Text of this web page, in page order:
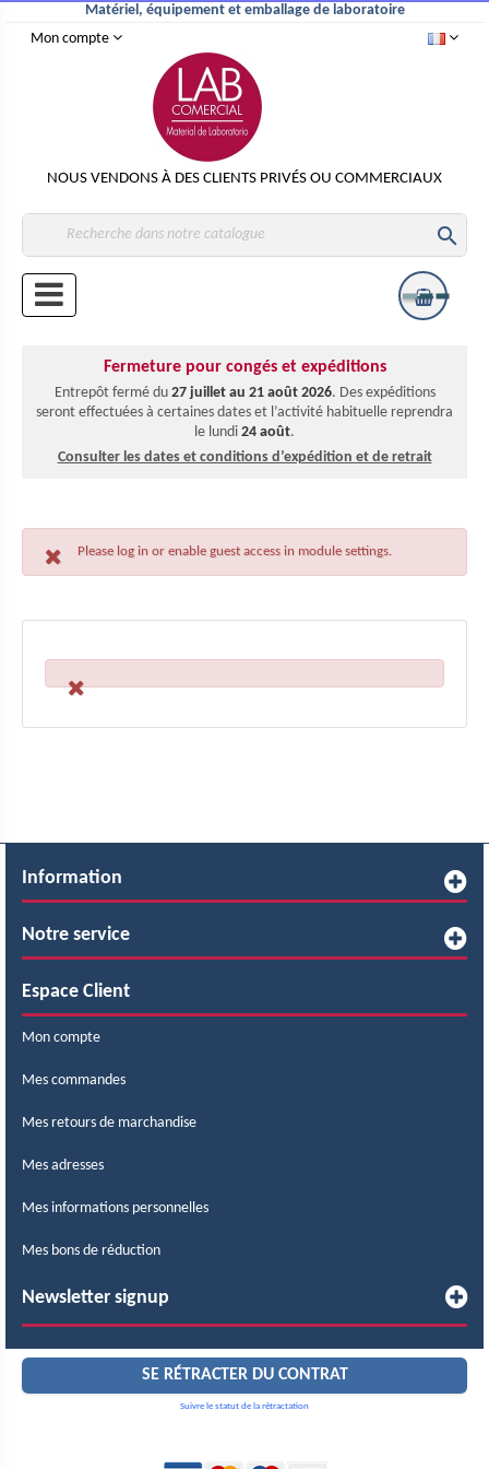
Mon compte
Matériel, équipement et emballage de laboratoire
NOUS VENDONS À DES CLIENTS PRIVÉS OU COMMERCIAUX

Fermeture pour congés et expéditions
Entrepôt fermé du 27 juillet au 21 août 2026. Des expéditions
seront effectuées à certaines dates et l’activité habituelle reprendra
le lundi 24 août.
Consulter les dates et conditions d’expédition et de retrait
Please log in or enable guest access in module settings.
Information
Notre service
Espace Client
Mon compte
Mes commandes
Mes retours de marchandise
Mes adresses
Mes informations personnelles
Mes bons de réduction
Newsletter signup
SE RÉTRACTER DU CONTRAT
Suivre le statut de la rétractation